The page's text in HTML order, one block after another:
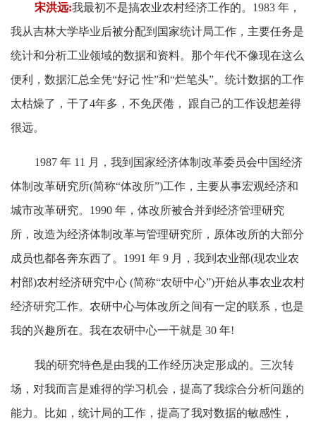
宋洪远:我最初不是搞农业农村经济工作的。1983 年，
我从吉林大学毕业后被分配到国家统计局工作，主要任务是
统计和分析工业领域的数据和资料。那个年代不像现在这么
便利，数据汇总全凭“好记 性”和“烂笔头”。统计数据的工作
太枯燥了，干了4年多，不免厌倦， 跟自己的工作设想差得
很远。
1987 年 11 月，我到国家经济体制改革委员会中国经济
体制改革研究所(简称“体改所”)工作，主要从事宏观经济和
城市改革研究。1990 年，体改所被合并到经济管理研究
所，改造为经济体制改革与管理研究所，原体改所的大部分
成员也都各奔东西了。1991 年 9 月，我到农业部(现农业农
村部)农村经济研究中心 (简称“农研中心”)开始从事农业农村
经济研究工作。农研中心与体改所之间有一定的联系，也是
我的兴趣所在。我在农研中心一干就是 30 年!
我的研究特色是由我的工作经历决定形成的。三次转
场，对我而言是难得的学习机会，提高了我综合分析问题的
能力。比如，统计局的工作，提高了我对数据的敏感性，